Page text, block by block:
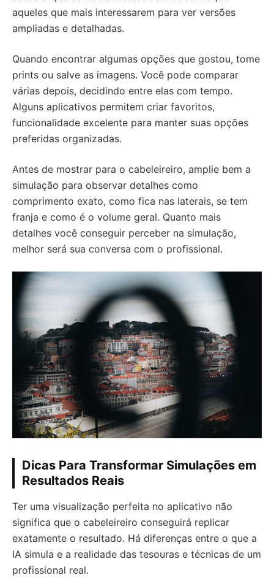
aqueles que mais interessarem para ver versões
ampliadas e detalhadas.
Quando encontrar algumas opções que gostou, tome
prints ou salve as imagens. Você pode comparar
várias depois, decidindo entre elas com tempo.
Alguns aplicativos permitem criar favoritos,
funcionalidade excelente para manter suas opções
preferidas organizadas.
Antes de mostrar para o cabeleireiro, amplie bem a
simulação para observar detalhes como
comprimento exato, como fica nas laterais, se tem
franja e como é o volume geral. Quanto mais
detalhes você conseguir perceber na simulação,
melhor será sua conversa com o profissional.
Dicas Para Transformar Simulações em
Resultados Reais
Ter uma visualização perfeita no aplicativo não
significa que o cabeleireiro conseguirá replicar
exatamente o resultado. Há diferenças entre o que a
IA simula e a realidade das tesouras e técnicas de um
profissional real.